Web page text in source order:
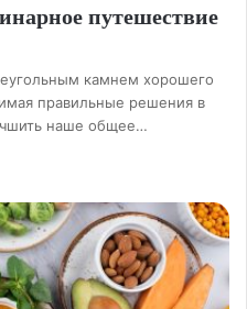
путешествие
камнем хорошего
правильные решения в
наше общее…